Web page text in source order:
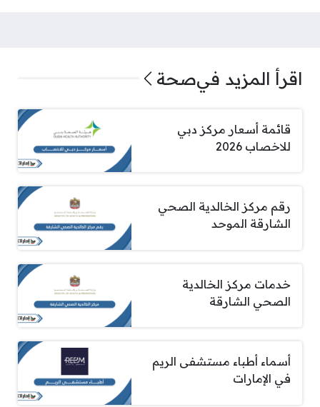
اقرأ المزيد فيصحة
قائمة أسعار مركز دبي
للاخصاب 2026
رقم مركز الخالدية الصحي
الشارقة الموحد
خدمات مركز الخالدية
الصحي الشارقة
أسماء أطباء مستشفى الريم
في الإمارات